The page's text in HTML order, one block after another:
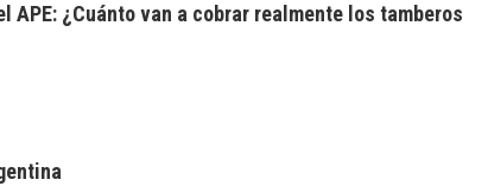
APE: ¿Cuánto van a cobrar realmente los tamberos